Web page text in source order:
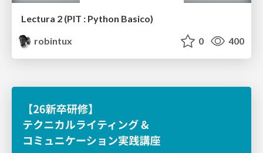
Lectura 2 (PIT : Python Basico)
robintux
0 400